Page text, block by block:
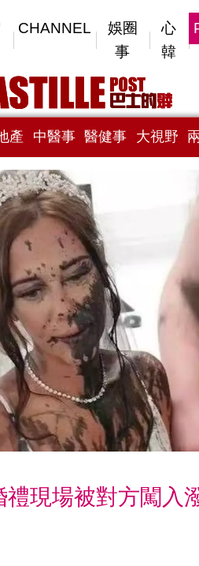
CHANNEL
娛圈
事
心
韓
產 中醫事 醫健事 大視野
現場被對方闖入